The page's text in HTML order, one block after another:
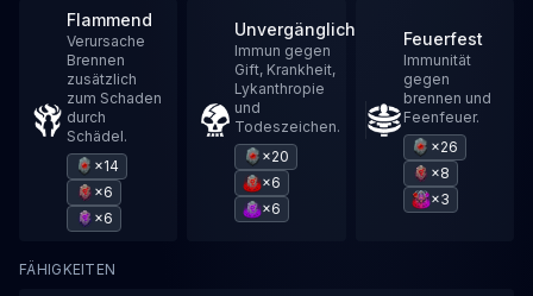
Flammend
Verursache
Brennen
zusätzlich
zum Schaden
durch
Schädel.
×14
×6
×6
Unvergänglich
Immun gegen
Gift, Krankheit,
Lykanthropie
und
Todeszeichen.
×20
×6
×6
Feuerfest
Immunität
gegen
brennen und
Feenfeuer.
×26
×8
×3
FÄHIGKEITEN